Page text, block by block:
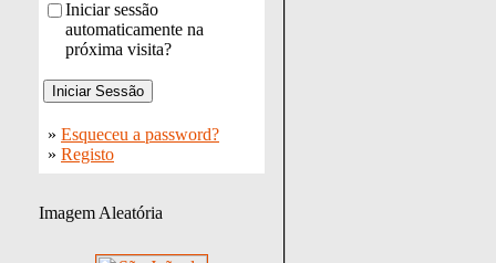
Iniciar sessão
automaticamente na
próxima visita?
» Esqueceu a password?
» Registo
Imagem Aleatória